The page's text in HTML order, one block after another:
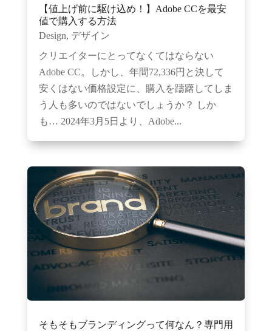
【値上げ前に駆け込め！】Adobe CCを最安
値で購入する方法
Design, デザイン
クリエイターにとってなくてはならない
Adobe CC。しかし、年間72,336円と決して
安くはない価格設定に、購入を躊躇してしま
う人も多いのではないでしょうか？ しか
も… 2024年3月5日より、Adobe...
そもそもブランディングって何なん？専門用